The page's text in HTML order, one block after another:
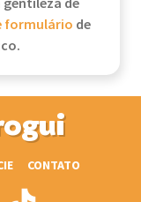
de
formulário de
CONTATO